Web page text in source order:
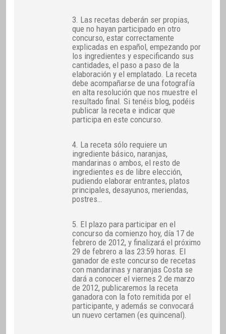
3. Las recetas deberán ser propias,
que no hayan participado en otro
concurso, estar correctamente
explicadas en español, empezando por
los ingredientes y especificando sus
cantidades, el paso a paso de la
elaboración y el emplatado. La receta
debe acompañarse de una fotografía
en alta resolución que nos muestre el
resultado final. Si tenéis blog, podéis
publicar la receta e indicar que
participa en este concurso.
4. La receta sólo requiere un
ingrediente básico, naranjas,
mandarinas o ambos, el resto de
ingredientes es de libre elección,
pudiendo elaborar entrantes, platos
principales, desayunos, meriendas,
postres…
5. El plazo para participar en el
concurso da comienzo hoy, día 17 de
febrero de 2012, y finalizará el próximo
29 de febrero a las 23:59 horas. El
ganador de este concurso de recetas
con mandarinas y naranjas Costa se
dará a conocer el viernes 2 de marzo
de 2012, publicaremos la receta
ganadora con la foto remitida por el
participante, y además se convocará
un nuevo certamen (es quincenal).